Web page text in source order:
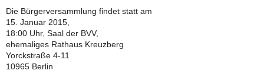
Die Bürgerversammlung findet statt am
15. Januar 2015,
18:00 Uhr, Saal der BVV,
ehemaliges Rathaus Kreuzberg
Yorckstraße 4-11
10965 Berlin